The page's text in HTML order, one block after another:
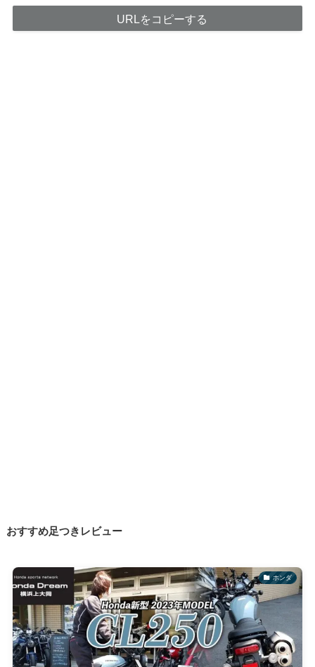
URLをコピーする
おすすめ足つきレビュー
ホンダ